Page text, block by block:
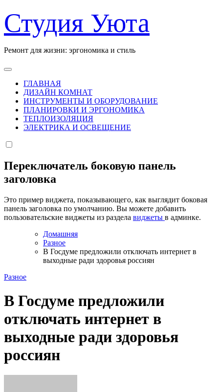
к
содержанию
Студия Уюта
Ремонт для жизни: эргономика и стиль
ГЛАВНАЯ
ДИЗАЙН КОМНАТ
ИНСТРУМЕНТЫ И ОБОРУДОВАНИЕ
ПЛАНИРОВКИ И ЭРГОНОМИКА
ТЕПЛОИЗОЛЯЦИЯ
ЭЛЕКТРИКА И ОСВЕЩЕНИЕ
Переключатель боковую панель
заголовка
Это пример виджета, показывающего, как выглядит боковая
панель заголовка по умолчанию. Вы можете добавить
пользовательские виджеты из раздела виджеты в админке.
Домашняя
Разное
В Госдуме предложили отключать интернет в
выходные ради здоровья россиян
Разное
В Госдуме предложили
отключать интернет в
выходные ради здоровья
россиян